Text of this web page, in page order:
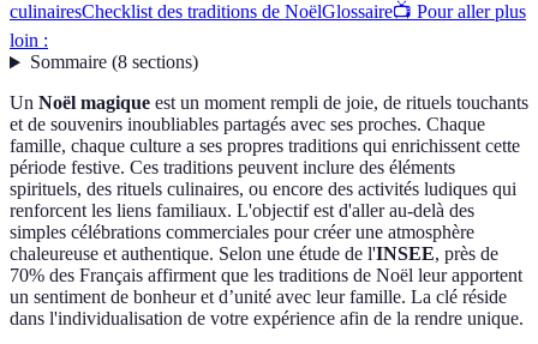
culinairesChecklist des traditions de NoëlGlossaire📺 Pour aller plus
loin :
Sommaire(8 sections)
Un Noël magique est un moment rempli de joie, de rituels touchants
et de souvenirs inoubliables partagés avec ses proches. Chaque
famille, chaque culture a ses propres traditions qui enrichissent cette
période festive. Ces traditions peuvent inclure des éléments
spirituels, des rituels culinaires, ou encore des activités ludiques qui
renforcent les liens familiaux. L'objectif est d'aller au-delà des
simples célébrations commerciales pour créer une atmosphère
chaleureuse et authentique. Selon une étude de l'INSEE, près de
70% des Français affirment que les traditions de Noël leur apportent
un sentiment de bonheur et d’unité avec leur famille. La clé réside
dans l'individualisation de votre expérience afin de la rendre unique.